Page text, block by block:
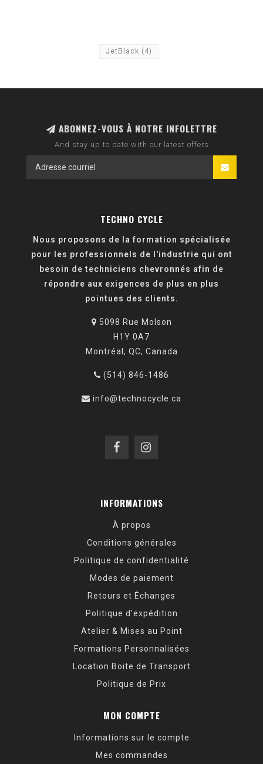
JetBlack (4)
ABONNEZ-VOUS À NOTRE INFOLETTRE
And stay up to date with our latest offers
TECHNO CYCLE
Nous proposons de la formation spécialisée
pour les professionnels de l'industrie qui ont
besoin de techniciens chevronnés afin de
répondre aux exigences de plus en plus
pointues des clients.
5098 Rue Molson
H1Y 0A7
Montréal, QC, Canada
(514) 846-1486
info@technocycle.ca
INFORMATIONS
À propos
Conditions générales
Politique de confidentialité
Modes de paiement
Retours et Échanges
Politique d’expédition
Atelier & Mises au Point
Formations Personnalisées
Location Boite de Transport
Politique de Prix
MON COMPTE
Informations sur le compte
Mes commandes